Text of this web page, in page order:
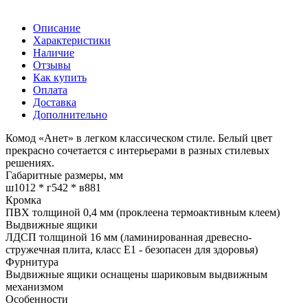
Описание
Характеристики
Наличие
Отзывы
Как купить
Оплата
Доставка
Дополнительно
Комод «Анет» в легком классическом стиле. Белый цвет
прекрасно сочетается с интерьерами в разных стилевых
решениях.
Габаритные размеры, мм
ш1012 * г542 * в881
Кромка
ПВХ толщиной 0,4 мм (проклеена термоактивным клеем)
Выдвижные ящики
ЛДСП толщиной 16 мм (ламинированная древесно-
стружечная плита, класс E1 - безопасен для здоровья)
Фурнитура
Выдвижные ящики оснащены шариковым выдвижным
механизмом
Особенности